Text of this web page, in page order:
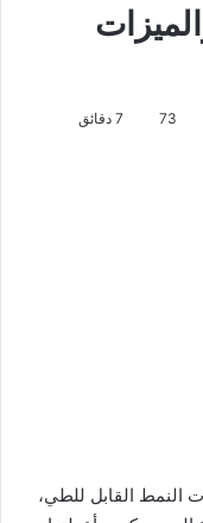
73
النمط القابل للطي،